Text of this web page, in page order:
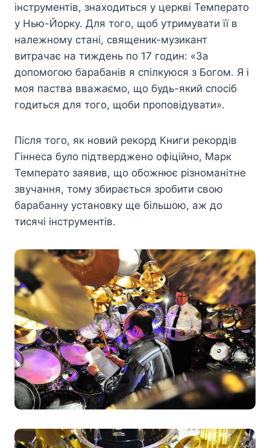
інструментів, знаходиться у церкві Температо
у Нью-Йорку. Для того, щоб утримувати її в
належному стані, священик-музикант
витрачає на тиждень по 17 годин: «За
допомогою барабанів я спілкуюся з Богом. Я і
моя паства вважаємо, що будь-який спосіб
годиться для того, щоби проповідувати».
Після того, як новий рекорд Книги рекордів
Гіннеса було підтверджено офіційно, Марк
Температо заявив, що обожнює різноманітне
звучання, тому збирається зробити свою
барабанну установку ще більшою, аж до
тисячі інструментів.